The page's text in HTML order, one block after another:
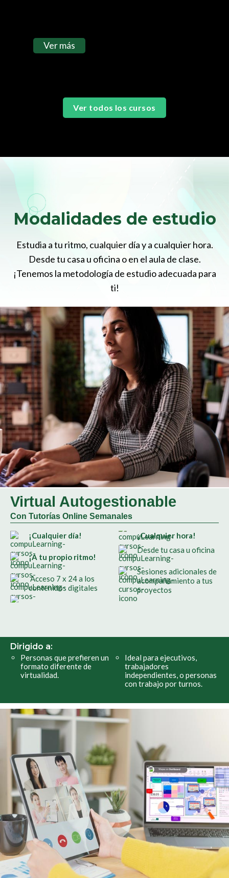
Ver más
Ver todos los cursos
Modalidades de estudio
Estudia a tu ritmo, cualquier día y a cualquier hora.
Desde tu casa u oficina o en el aula de clase.
¡Tenemos la metodología de estudio adecuada para
ti!
Virtual Autogestionable
Con Tutorías Online Semanales
¡Cualquier día!
¡A tu propio ritmo!
Acceso 7 x 24 a los
contenidos digitales
¡Cualquier hora!
Desde tu casa u oficina
Sesiones adicionales de
acompañamiento a tus
proyectos
Dirigido a:
Personas que prefieren un
formato diferente de
virtualidad.
Ideal para ejecutivos,
trabajadores
independientes, o personas
con trabajo por turnos.